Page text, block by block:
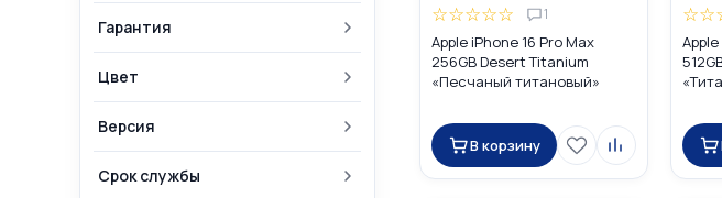
Гарантия
Цвет
Версия
Срок службы
☆☆☆☆☆ 1
Apple iPhone 16 Pro Max
256GB Desert Titanium
«Песчаный титановый»
eSIM)
В корзину
☆☆